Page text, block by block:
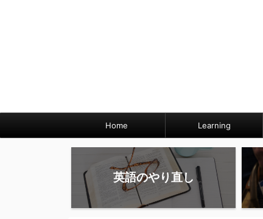
Home Learning
英語のやり直し